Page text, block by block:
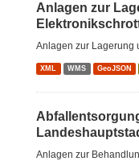
Anlagen zur
Anlagen zur Lagerung
XML WMS GeoJSON
Anlagen zur